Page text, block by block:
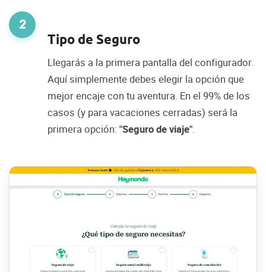
2
Tipo de Seguro
Llegarás a la primera pantalla del configurador.
Aquí simplemente debes elegir la opción que
mejor encaje con tu aventura. En el 99% de los
casos (y para vacaciones cerradas) será la
primera opción: "Seguro de viaje".